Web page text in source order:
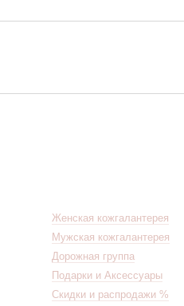
Женская кожгалантерея
Мужская кожгалантерея
Дорожная группа
Подарки и Аксессуары
Скидки и распродажи %